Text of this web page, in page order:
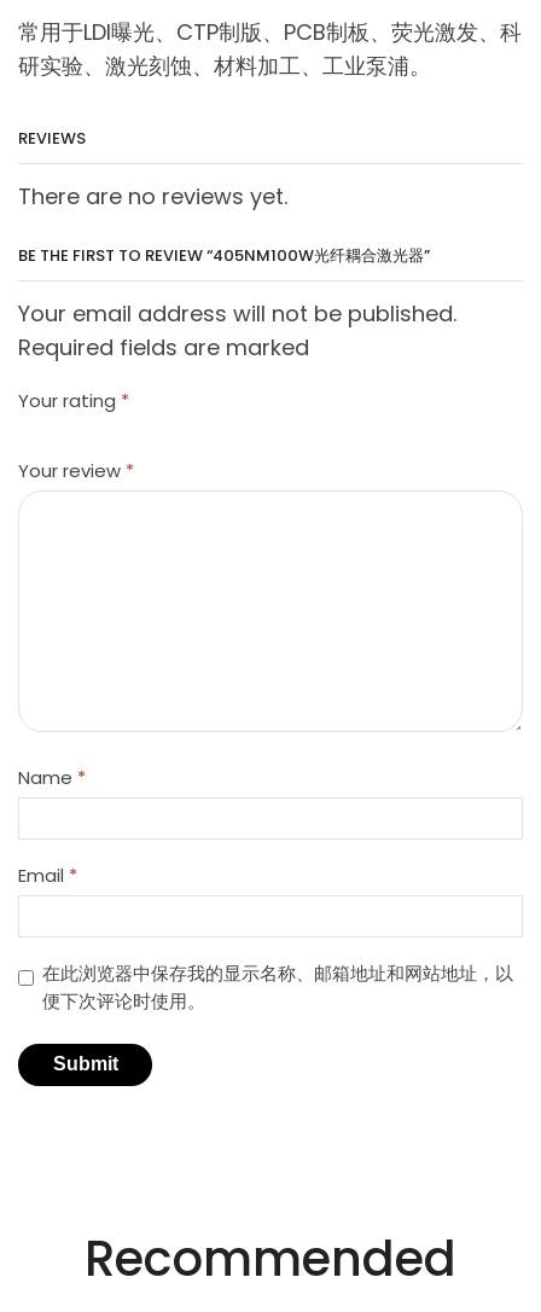
常用于LDI曝光、CTP制版、PCB制板、荧光激发、科
研实验、激光刻蚀、材料加工、工业泵浦。
REVIEWS
There are no reviews yet.
BE THE FIRST TO REVIEW “405NM100W光纤耦合激光器”
Your email address will not be published.
Required fields are marked
Your rating *
Your review *
Name *
Email *
在此浏览器中保存我的显示名称、邮箱地址和网站地址，以
便下次评论时使用。
创新的激光解决方
案。
Recommended